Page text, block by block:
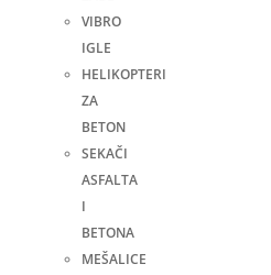
VIBRO
IGLE
HELIKOPTERI
ZA
BETON
SEKAČI
ASFALTA
I
BETONA
MEŠALICE